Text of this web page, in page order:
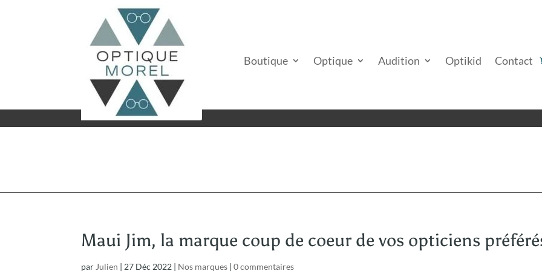
Boutique Optique Audition Optikid Contact
Maui Jim, la marque coup de coeur de vos opticiens
par Julien | 27 Déc 2022 | Nos marques |0 commentaires